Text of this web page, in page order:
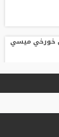
خورخي ميسي
الأولى